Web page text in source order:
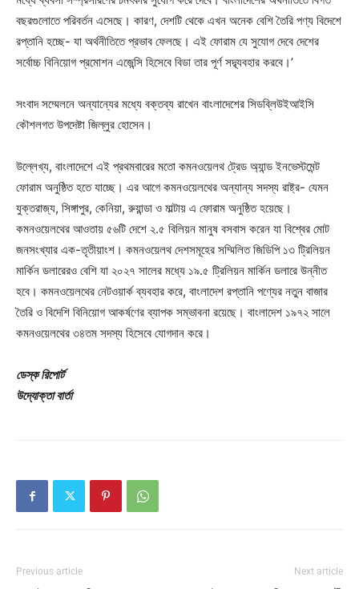
বছরগুলোতে পরিবর্তন এসেছে। কারণ, দেশটি থেকে এখন অনেক বেশি তৈরি পণ্য বিদেশে
রপ্তানি হচ্ছে- যা অর্থনীতিতে প্রভাব ফেলছে। এই ফোরাম যে সুযোগ দেবে দেশের
সর্বোচ্চ বিনিয়োগ প্রমোশন এজেন্সি হিসেবে বিডা তার পূর্ণ সদ্ব্যবহার করবে।’
সংবাদ সম্মেলনে অন্যান্যের মধ্যে বক্তব্য রাখেন বাংলাদেশের সিডব্লিউইআইসি
কৌশলগত উপদেষ্টা জিল্লুর হোসেন।
উল্লেখ্য, বাংলাদেশে এই প্রথমবারের মতো কমনওয়েলথ ট্রেড অ্যান্ড ইনভেস্টমেন্ট
ফোরাম অনুষ্ঠিত হতে যাচ্ছে। এর আগে কমনওয়েলথের অন্যান্য সদস্য রাষ্ট্র- যেমন
যুক্তরাজ্য, সিঙ্গাপুর, কেনিয়া, রুয়ান্ডা ও মাল্টায় এ ফোরাম অনুষ্ঠিত হয়েছে।
কমনওয়েলথের আওতায় ৫৬টি দেশে ২.৫ বিলিয়ন মানুষ বসবাস করেন যা বিশ্বের মোট
জনসংখ্যার এক-তৃতীয়াংশ। কমনওয়েলথ দেশসমূহের সম্মিলিত জিডিপি ১৩ ট্রিলিয়ন
মার্কিন ডলারেরও বেশি যা ২০২৭ সালের মধ্যে ১৯.৫ ট্রিলিয়ন মার্কিন ডলারে উন্নীত
হবে। কমনওয়েলথের নেটওয়ার্ক ব্যবহার করে, বাংলাদেশ রপ্তানি পণ্যের নতুন বাজার
তৈরি ও বিদেশি বিনিয়োগ আকর্ষণের ব্যাপক সম্ভাবনা রয়েছে। বাংলাদেশ ১৯৭২ সালে
কমনওয়েলথের ৩৪তম সদস্য হিসেবে যোগদান করে।
ডেস্ক রিপোর্ট
উদ্যোক্তা বার্তা
Previous article Next article